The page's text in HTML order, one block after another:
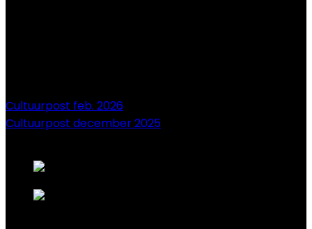
Cultuurpost feb. 2026
Cultuurpost december 2025